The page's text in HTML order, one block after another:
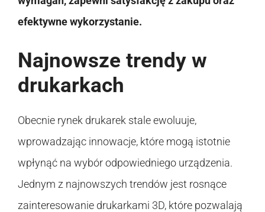
efektywne wykorzystanie.
Najnowsze trendy w
drukarkach
Obecnie rynek drukarek stale ewoluuje,
wprowadzając innowacje, które mogą istotnie
wpłynąć na wybór odpowiedniego urządzenia.
Jednym z najnowszych trendów jest rosnące
zainteresowanie drukarkami 3D, które pozwalają